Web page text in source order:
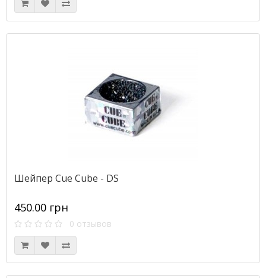
Шейпер Cue Cube - DS
450.00 грн
0 отзывов